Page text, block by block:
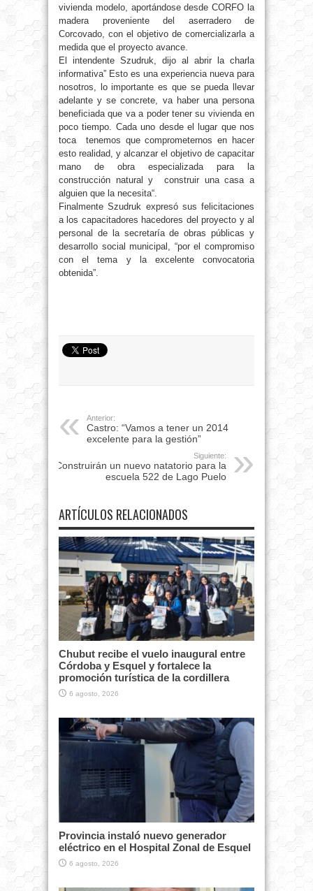
vivienda modelo, aportándose desde CORFO la
madera proveniente del aserradero de
Corcovado, con el objetivo de comercializarla a
medida que el proyecto avance.
El intendente Szudruk, dijo al abrir la charla
informativa” Esto es una experiencia nueva para
nosotros, lo importante es que se pueda llevar
adelante y se concrete, va haber una persona
beneficiada que va a poder tener su vivienda en
poco tiempo. Cada uno desde el lugar que nos
toca tenemos que comprometernos en hacer
esto realidad, y alcanzar el objetivo de capacitar
mano de obra especializada para la
construcción natural y construir una casa a
alguien que la necesita“.
Finalmente Szudruk expresó sus felicitaciones
a los capacitadores hacedores del proyecto y al
personal de la secretaría de obras públicas y
desarrollo social municipal, “por el compromiso
con el tema y la excelente convocatoria
obtenida”.
Anterior:
Castro: “Vamos a tener un 2014
excelente para la gestión”
Siguiente:
Construirán un nuevo natatorio para la
escuela 522 de Lago Puelo
ARTÍCULOS RELACIONADOS
Chubut recibe el vuelo inaugural entre
Córdoba y Esquel y fortalece la
promoción turística de la cordillera
6 agosto, 2026
Provincia instaló nuevo generador
eléctrico en el Hospital Zonal de Esquel
6 agosto, 2026